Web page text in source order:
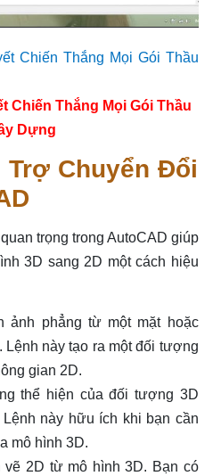
Chiến Thắng Mọi Gói Thầu
Dựng
Trợ Chuyển Đổi
trọng trong AutoCAD giúp
3D sang 2D một cách hiệu
ảnh phẳng từ một mặt hoặc
này tạo ra một đối tượng
gian 2D.
thể hiện của đối tượng 3D
này hữu ích khi bạn cần
mô hình 3D.
vẽ 2D từ mô hình 3D. Bạn có